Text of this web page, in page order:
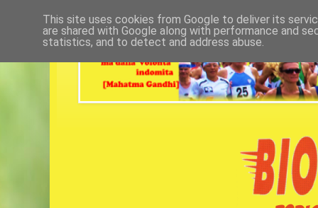
This site uses cookies from Google to deliver its
are shared with Google along with performance and
statistics, and to detect and address abuse.